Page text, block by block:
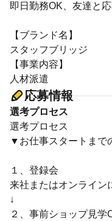
即日勤務OK、友達と
【ブランド名】
スタッフブリッジ
【事業内容】
人材派遣
応募情報
選考プロセス
選考プロセス
▼お仕事スタートまで
１、登録会
来社またはオンライン
↓
２、事前ショップ見学